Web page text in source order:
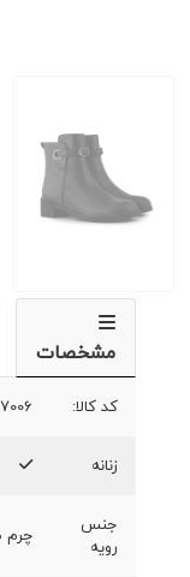
مشخصات
کد کالا:
زنانه
جنس
رویه
چرم